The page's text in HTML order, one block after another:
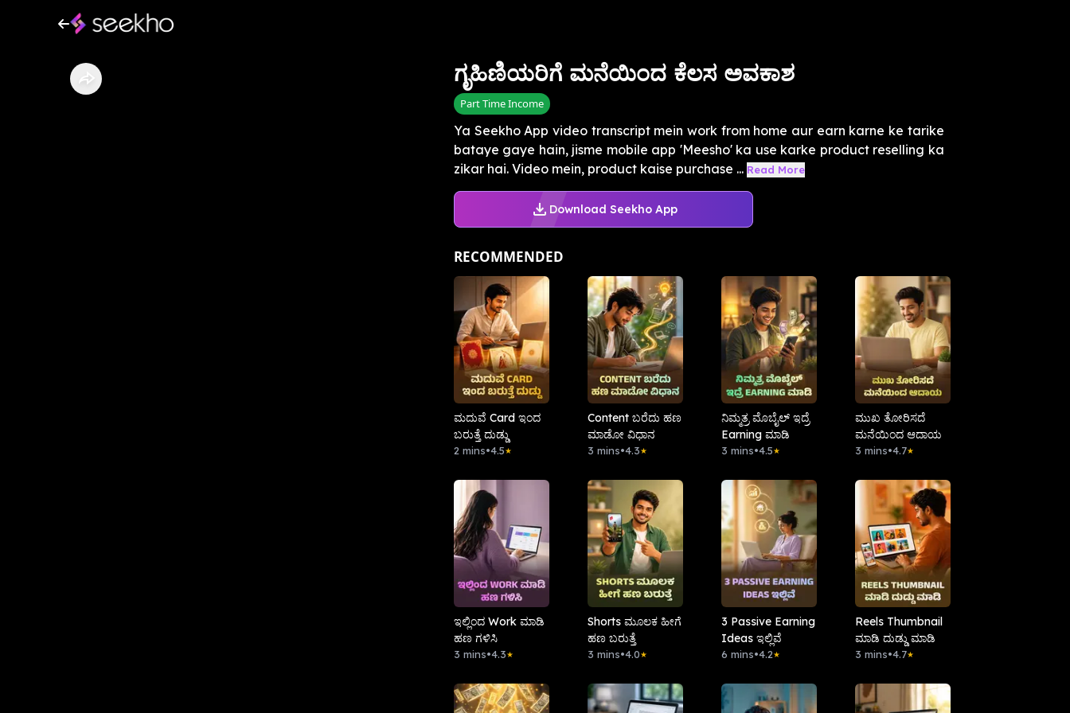
ಗೃಹಿಣಿಯರಿಗೆ ಮನೆಯಿಂದ ಕೆಲಸ ಅವಕಾಶ
Part Time Income
Ya Seekho App video transcript mein work from home aur earn karne ke tarike
bataye gaye hain, jisme mobile app 'Meesho' ka use karke product reselling ka
zikar hai. Video mein, product kaise purchase ... Read More
Download Seekho App
RECOMMENDED
ಮದುವೆ Card ಇಂದ
ಬರುತ್ತೆ ದುಡ್ಡು
2 mins•4.5★
Content ಬರೆದು ಹಣ
ಮಾಡೋ ವಿಧಾನ
3 mins•4.3★
ನಿಮ್ಮತ್ರ ಮೊಬೈಲ್ ಇದ್ರೆ
Earning ಮಾಡಿ
3 mins•4.5★
ಮುಖ ತೋರಿಸದೆ
ಮನೆಯಿಂದ ಆದಾಯ
3 mins•4.7★
ಇಲ್ಲಿಂದ Work ಮಾಡಿ
ಹಣ ಗಳಿಸಿ
3 mins•4.3★
Shorts ಮೂಲಕ ಹೀಗೆ
ಹಣ ಬರುತ್ತೆ
3 mins•4.0★
3 Passive Earning
Ideas ಇಲ್ಲಿವೆ
6 mins•4.2★
Reels Thumbnail
ಮಾಡಿ ದುಡ್ಡು ಮಾಡಿ
3 mins•4.7★